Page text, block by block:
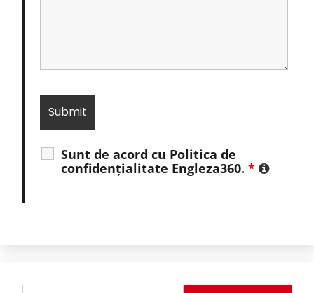
Sunt de acord cu Politica de
confidențialitate Engleza360. *